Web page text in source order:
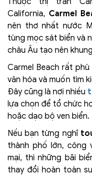
California, Carmel
nên thơ nhất nước
tùng mọc sát biển và
châu Âu tạo nên
Carmel Beach rất
văn hóa và muốn tìm
Đây cũng là nơi nhiều
lựa chọn để tổ chức
hoặc dạo bộ ven biển.
Nếu bạn từng nghĩ
thành phố lớn, công
mại, thì những bãi
thay đổi hoàn toàn